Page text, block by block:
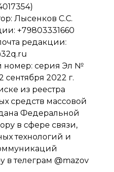
Лысенков С.С.
+79803331660
редакции:
номер: серия Эл №
сентября 2022 г.
из реестра
средств массовой
Федеральной
в сфере связи,
технологий и
в телеграм @mazov